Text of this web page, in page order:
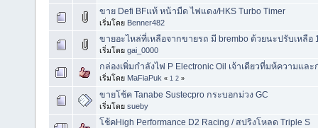
ขาย Defi BFแท้ หน้ามืด ไฟแดง/HKS Turbo Timer
เริ่มโดย Benner482
ขายอะไหล่ที่เหลือจากขายรถ มี brembo ด้วยนะปรับเหลือ
เริ่มโดย gai_0000
กล่องเพิ่มกำลังไฟ P Electronic Oil เจ้าเดียวที่มห้ความแล
เริ่มโดย MaFiaPuk « 1 2 »
ขายโช้ค Tanabe Sustecpro กระบอกม่วง GC
เริ่มโดย sueby
โช้คHigh Performance D2 Racing / สปริงโหลด Triple S